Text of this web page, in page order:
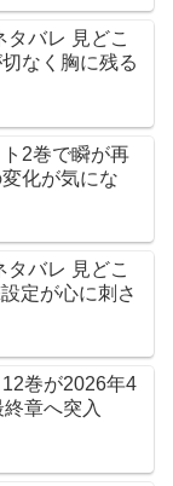
タバレ 見どこ
なく胸に残る
2巻で瞬が再
化が気にな
タバレ 見どこ
定が心に刺さ
巻が2026年4
章へ突入